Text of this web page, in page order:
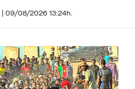
| 09/08/2026 13:24h.